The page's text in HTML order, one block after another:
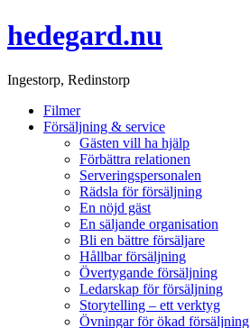
hedegard.nu
Ingestorp, Redinstorp
Filmer
Försäljning & service
Gästen vill ha hjälp
Förbättra relationen
Serveringspersonalen
Rädsla för försäljning
En nöjd gäst
En säljande organisation
Bli en bättre försäljare
Hållbar försäljning
Övertygande försäljning
Ledarskap för försäljning
Storytelling – ett verktyg
Övningar för ökad försäljning